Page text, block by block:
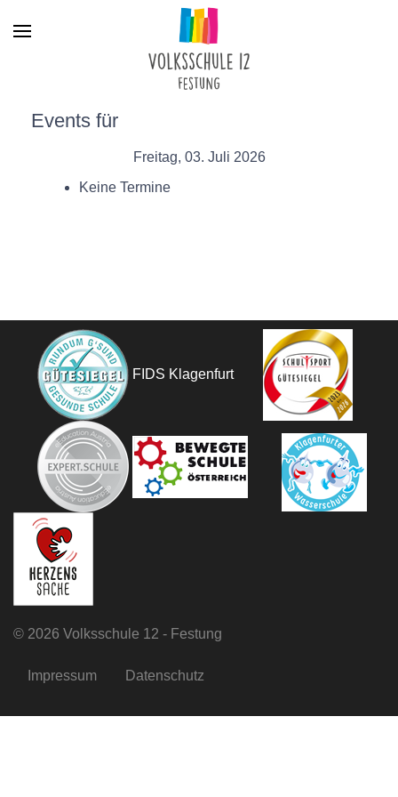
Events für
Freitag, 03. Juli 2026
Keine Termine
FIDS Klagenfurt
© 2026 Volksschule 12 - Festung
Impressum Datenschutz